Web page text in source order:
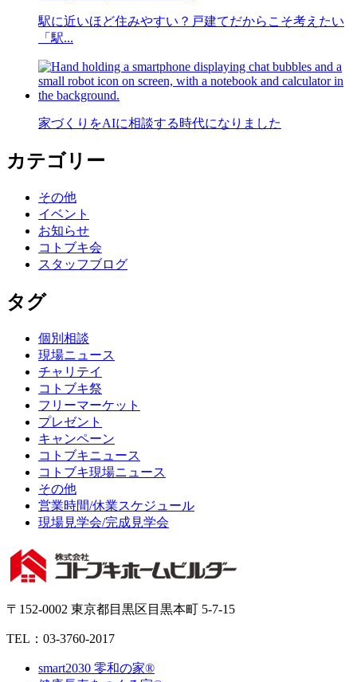
駅に近いほど住みやすい？戸建てだからこそ考えたい
「駅...
家づくりをAIに相談する時代になりました
カテゴリー
その他
イベント
お知らせ
コトブキ会
スタッフブログ
タグ
個別相談
現場ニュース
チャリテイ
コトブキ祭
フリーマーケット
プレゼント
キャンペーン
コトブキニュース
コトブキ現場ニュース
その他
営業時間/休業スケジュール
現場見学会/完成見学会
〒152-0002 東京都目黒区目黒本町 5-7-15
TEL：03-3760-2017
smart2030 零和の家®